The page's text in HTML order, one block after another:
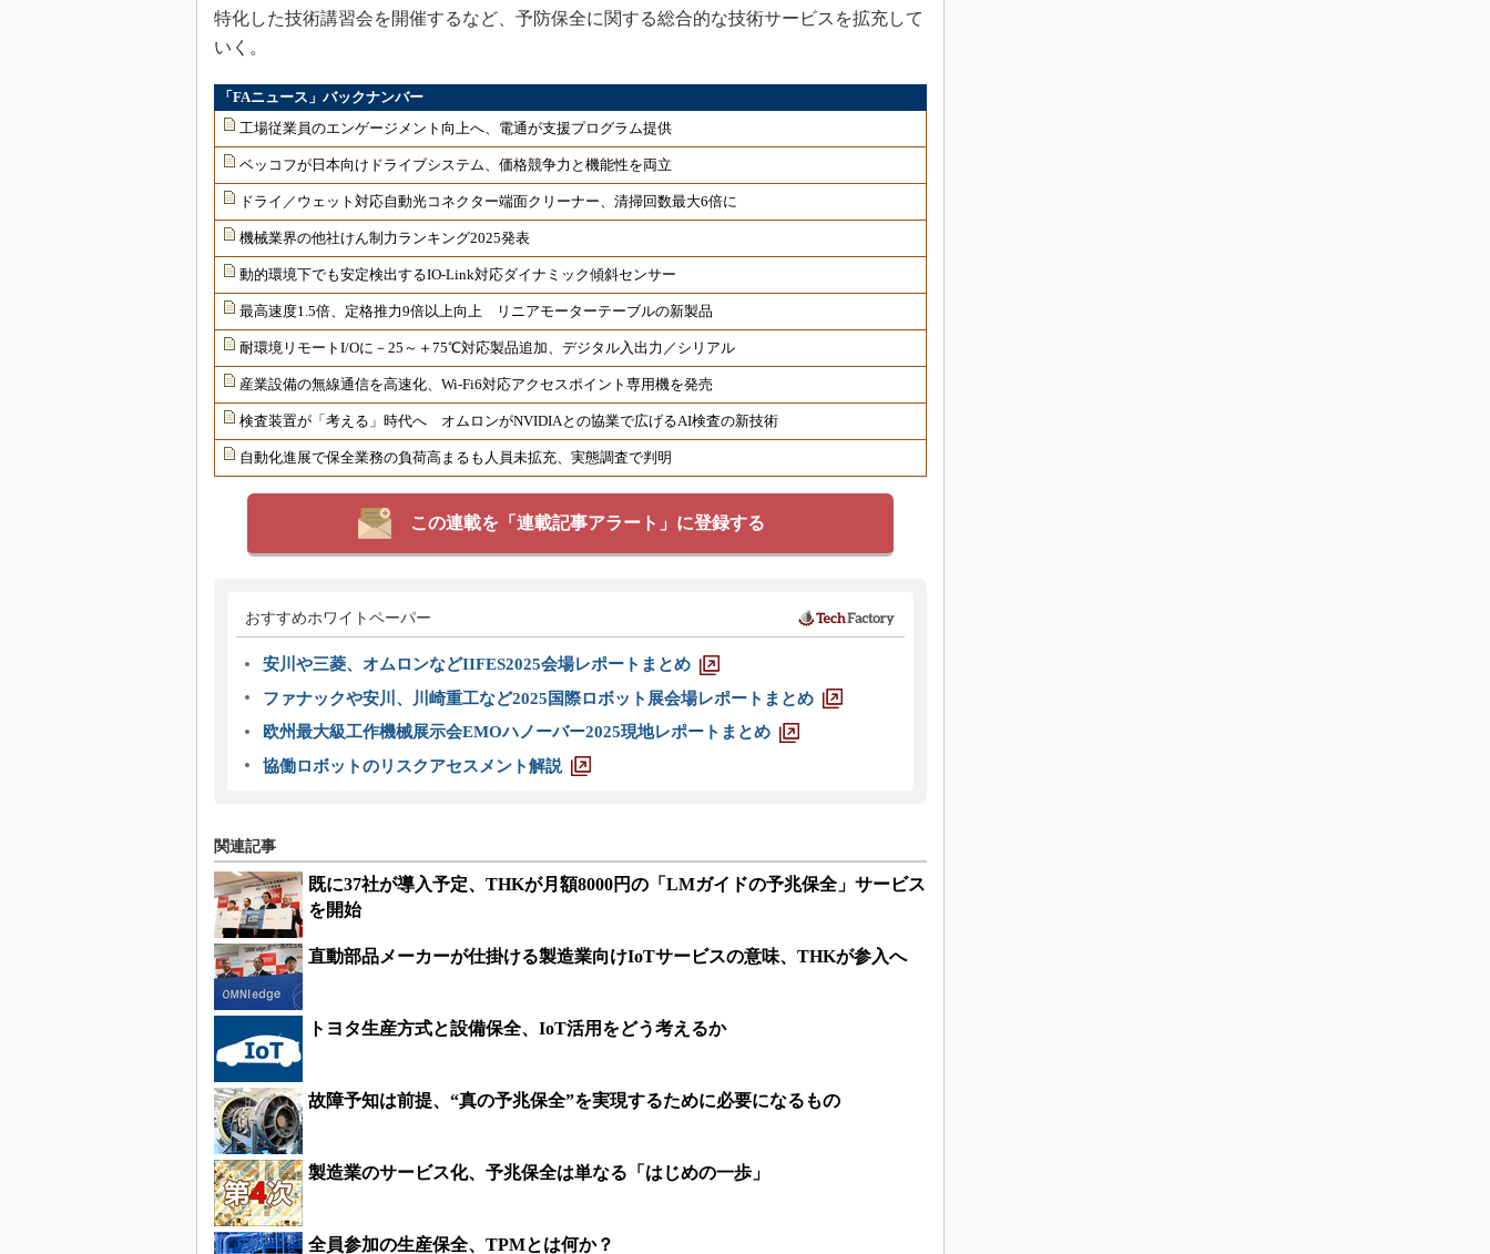
特化した技術講習会を開催するなど、予防保全に関する総合的な技術サービスを拡充して
いく。
「FAニュース」バックナンバー
工場従業員のエンゲージメント向上へ、電通が支援プログラム提供
ベッコフが日本向けドライブシステム、価格競争力と機能性を両立
ドライ／ウェット対応自動光コネクター端面クリーナー、清掃回数最大6倍に
機械業界の他社けん制力ランキング2025発表
動的環境下でも安定検出するIO-Link対応ダイナミック傾斜センサー
最高速度1.5倍、定格推力9倍以上向上 リニアモーターテーブルの新製品
耐環境リモートI/Oに－25～＋75℃対応製品追加、デジタル入出力／シリアル
産業設備の無線通信を高速化、Wi-Fi6対応アクセスポイント専用機を発売
検査装置が「考える」時代へ オムロンがNVIDIAとの協業で広げるAI検査の新技術
自動化進展で保全業務の負荷高まるも人員未拡充、実態調査で判明
この連載を「連載記事アラート」に登録する
おすすめホワイトペーパー
安川や三菱、オムロンなどIIFES2025会場レポートまとめ
ファナックや安川、川崎重工など2025国際ロボット展会場レポートまとめ
欧州最大級工作機械展示会EMOハノーバー2025現地レポートまとめ
協働ロボットのリスクアセスメント解説
関連記事
既に37社が導入予定、THKが月額8000円の「LMガイドの予兆保全」サービス
を開始
直動部品メーカーが仕掛ける製造業向けIoTサービスの意味、THKが参入へ
トヨタ生産方式と設備保全、IoT活用をどう考えるか
故障予知は前提、“真の予兆保全”を実現するために必要になるもの
製造業のサービス化、予兆保全は単なる「はじめの一歩」
全員参加の生産保全、TPMとは何か？